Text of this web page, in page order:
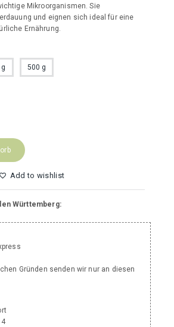
Gründen senden wir nur an diesen
Mikroorganismen. Sie
und eignen sich ideal für eine
Ernährung.
500 g
Add to wishlist
Württemberg: